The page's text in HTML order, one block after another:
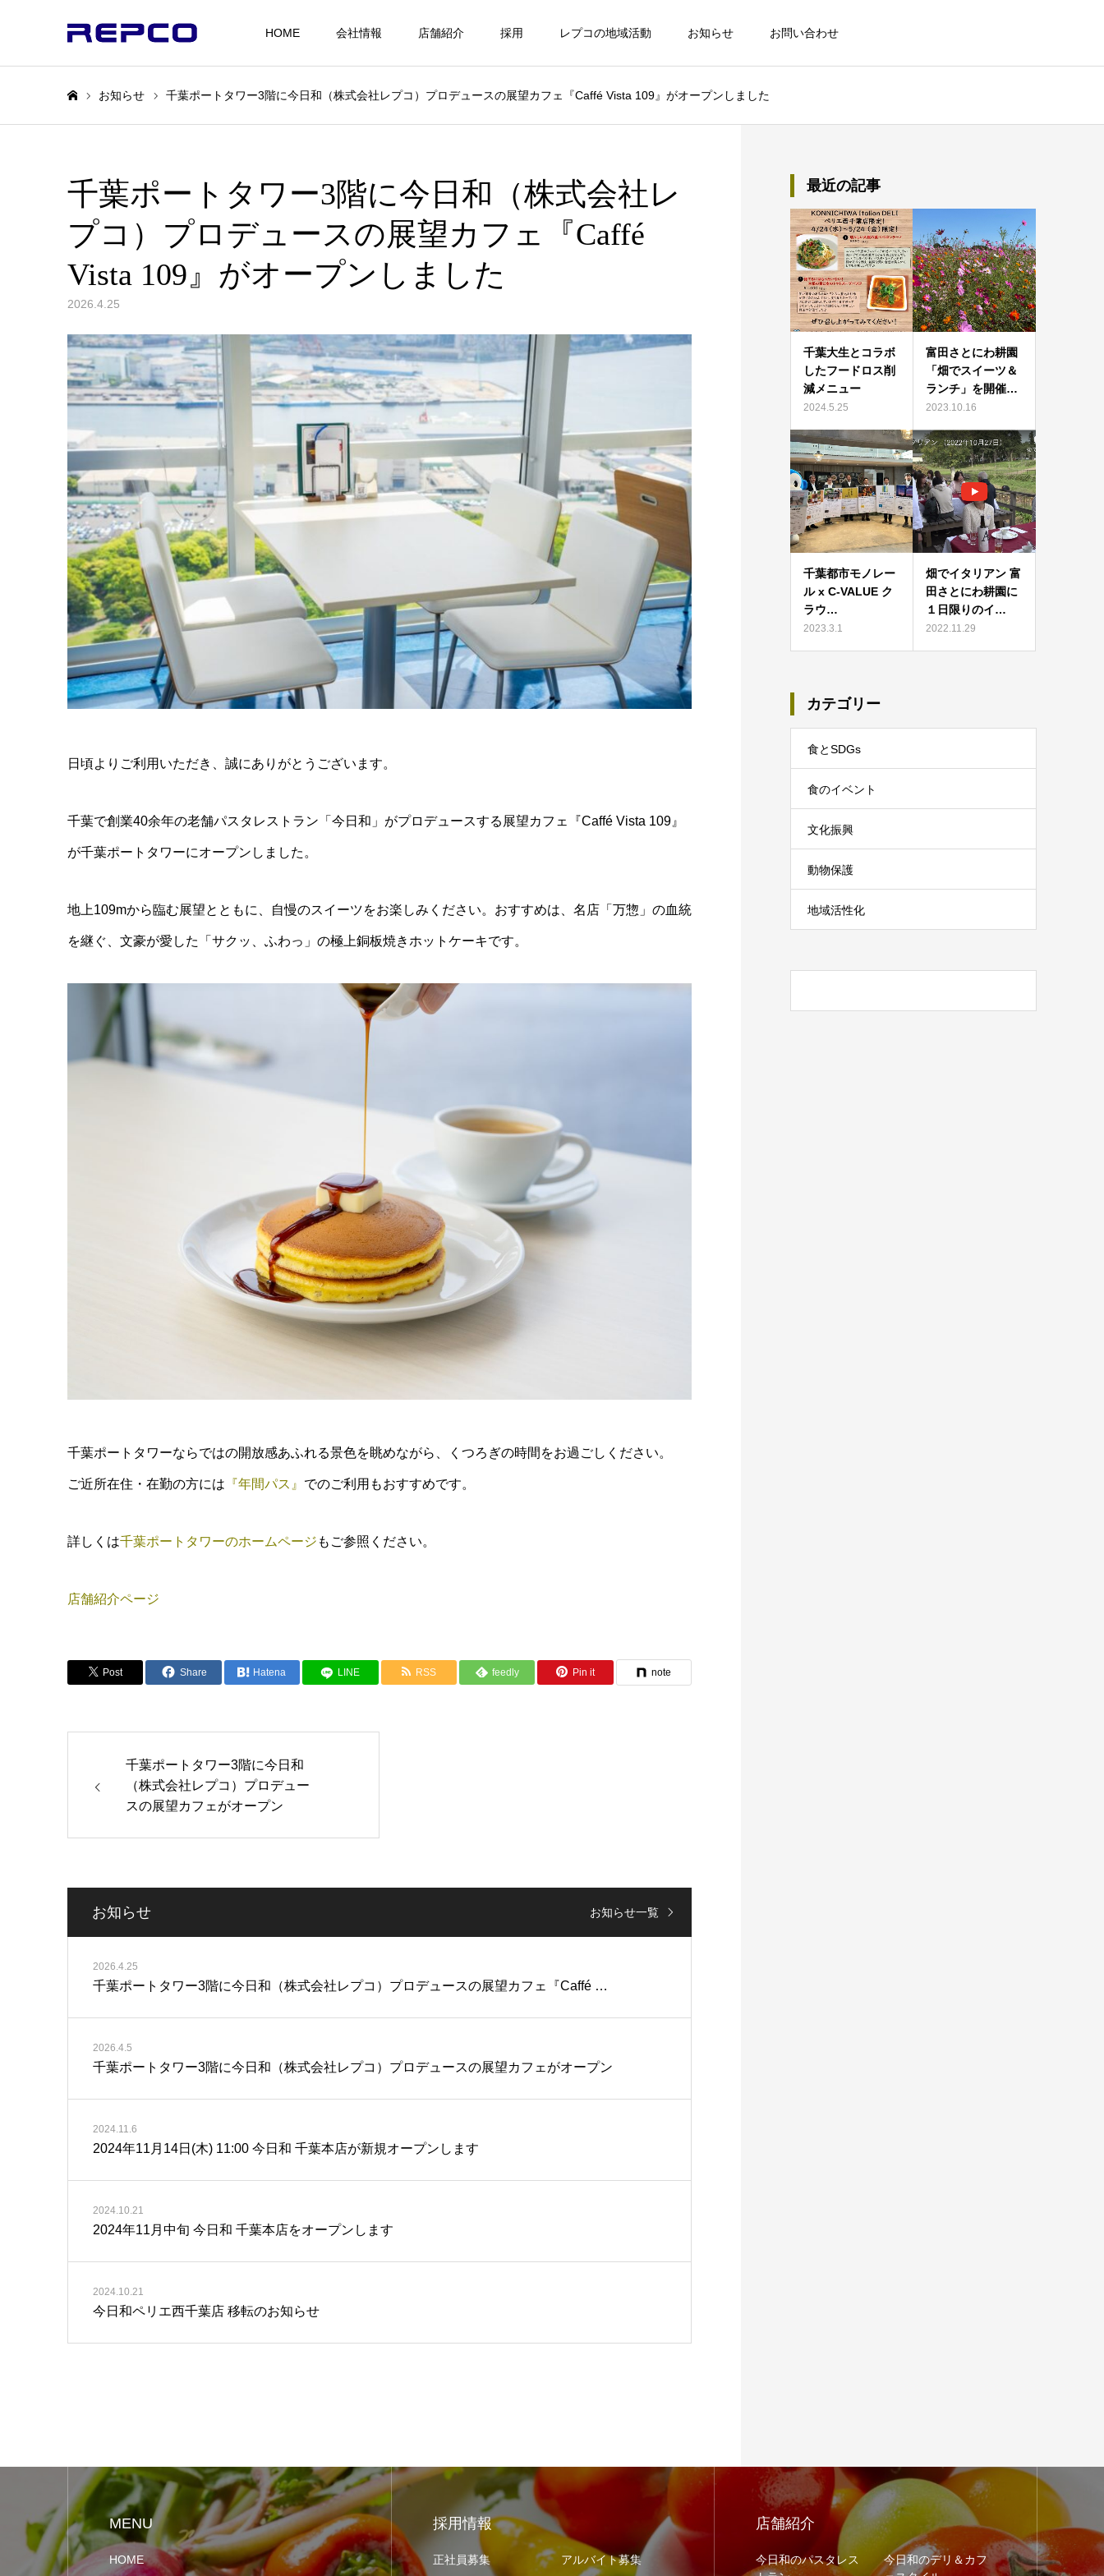
HOME 会社情報 店舗紹介 採用 レプコの地域活動 お知らせ お問い合わせ
お知らせ 千葉ポートタワー3階に今日和（株式会社レプコ）プロデュースの展望カフェ『Caffé Vista 109』がオープンしました
千葉ポートタワー3階に今日和（株式会社レ
プコ）プロデュースの展望カフェ『Caffé
Vista 109』がオープンしました
2026.4.25
日頃よりご利用いただき、誠にありがとうございます。
千葉で創業40余年の老舗パスタレストラン「今日和」がプロデュースする展望カフェ『Caffé Vista 109』
が千葉ポートタワーにオープンしました。
地上109mから臨む展望とともに、自慢のスイーツをお楽しみください。おすすめは、名店「万惣」の血統
を継ぐ、文豪が愛した「サクッ、ふわっ」の極上銅板焼きホットケーキです。
千葉ポートタワーならではの開放感あふれる景色を眺めながら、くつろぎの時間をお過ごしください。
ご近所在住・在勤の方には 『年間パス』 でのご利用もおすすめです。
詳しくは千葉ポートタワーのホームページ もご参照ください。
店舗紹介ページ
Post Share Hatena LINE RSS feedly Pin it note
千葉ポートタワー3階に今日和
（株式会社レプコ）プロデュー
スの展望カフェがオープン
お知らせ
2026.4.25
千葉ポートタワー3階に今日和（株式会社レプコ）プロデュースの展望カフェ『Caffé …
2026.4.5
千葉ポートタワー3階に今日和（株式会社レプコ）プロデュースの展望カフェがオープン
2024.11.6
2024年11月14日(木) 11:00 今日和 千葉本店が新規オープンします
2024.10.21
2024年11月中旬 今日和 千葉本店をオープンします
2024.10.21
今日和ペリエ西千葉店 移転のお知らせ
お知らせ一覧
最近の記事
千葉大生とコラボ
したフードロス削
減メニュー
2024.5.25
富田さとにわ耕園
「畑でスイーツ＆
ランチ」を開催…
2023.10.16
千葉都市モノレー
ル x C-VALUE ク
ラウ…
2023.3.1
畑でイタリアン 富
田さとにわ耕園に
１日限りのイ…
2022.11.29
カテゴリー
食とSDGs
食のイベント
文化振興
動物保護
地域活性化
MENU
HOME
採用情報
正社員募集 アルバイト募集
店舗紹介
今日和のパスタレス
今日和のデリ＆カフ